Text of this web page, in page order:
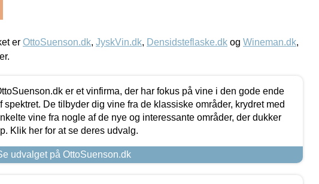
er OttoSuenson.dk, JyskVin.dk, Densidsteflaske.dk og Wineman.dk,
er et vinfirma, der har fokus på vine i den gode ende
spektret. De tilbyder dig vine fra de klassiske områder, krydret med
vine fra nogle af de nye og interessante områder, der dukker
Klik her for at se deres udvalg.
udvalget på OttoSuenson.dk